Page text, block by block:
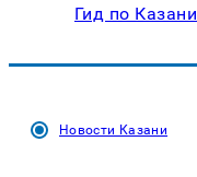
Гид по Казани
Новости Казани